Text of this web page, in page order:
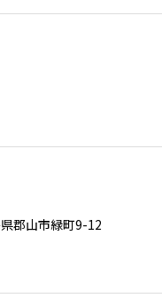
郡山市緑町9-12